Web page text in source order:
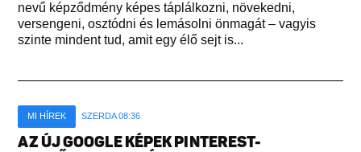
nevű képződmény képes táplálkozni, növekedni,
versengeni, osztódni és lemásolni önmagát – vagyis
szinte mindent tud, amit egy élő sejt is...
MI HÍREK SZERDA 08:36
AZ ÚJ GOOGLE KÉPEK PINTEREST-